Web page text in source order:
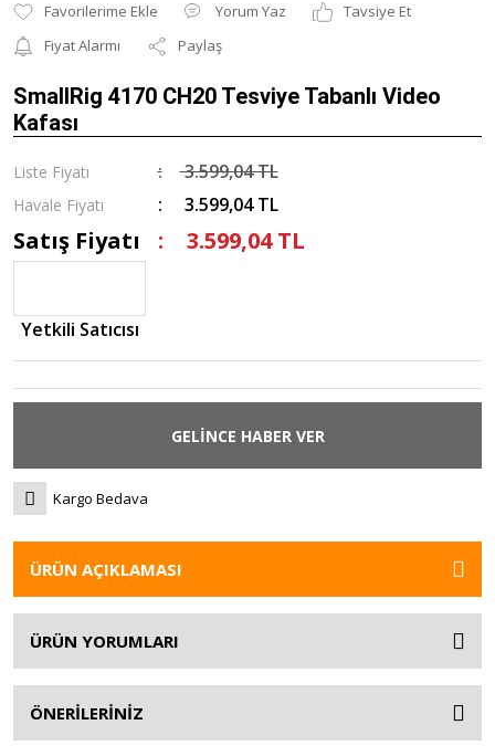
Yorum Yaz
Tavsiye Et
Fiyat Alarmı
Paylaş
SmallRig 4170 CH20 Tesviye Tabanlı Video
Kafası
Liste Fiyatı 3.599,04 TL
Havale Fiyatı 3.599,04 TL
Satış Fiyatı 3.599,04 TL
Yetkili Satıcısı
GELİNCE HABER VER
Kargo Bedava
ÜRÜN AÇIKLAMASI
ÜRÜN YORUMLARI
ÖNERİLERİNİZ